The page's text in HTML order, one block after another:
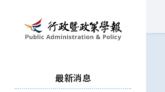
跳到主要內容區塊
最新消息